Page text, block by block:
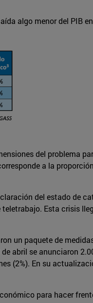
algo menor del PIB
del problema
a la
del estado de
Esta crisis
un paquete de
abril se anunciaron
(2%). En su
para hacer